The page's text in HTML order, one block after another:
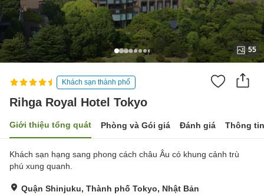
55
Khách sạn thành phố
Rihga Royal Hotel Tokyo
Giới thiệu tổng quát Phòng và Gói giá Đánh giá Thông
Khách sạn hạng sang phong cách châu Âu có khung cảnh trù
phú xung quanh.
Quận Shinjuku, Thành phố Tokyo, Nhật Bản